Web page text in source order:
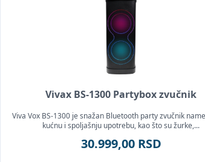
Vivax BS-1300 Partybox zvučnik
Viva Vox BS-1300 je snažan Bluetooth party zvučnik
kućnu i spoljašnju upotrebu, kao što su žurke,...
30.999,00 RSD